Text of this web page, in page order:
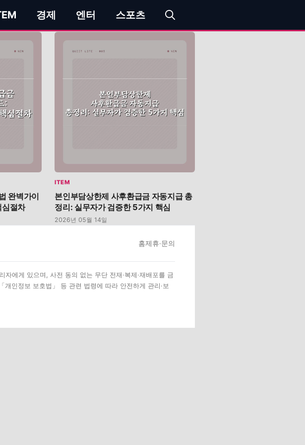
경제 엔터 스포츠
완벽가이
심절차
ITEM
본인부담상한제 사후환급금 자동지급 총
정리: 실무자가 검증한 5가지 핵심
2026년 05월 14일
홈제휴·문의
에게 있으며, 사전 동의 없는 무단 전재·복제·재배포를 금
인정보 보호법」 등 관련 법령에 따라 안전하게 관리·보